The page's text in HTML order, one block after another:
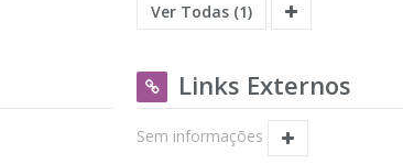
Ver Todas (1)
Links Externos
Sem informações